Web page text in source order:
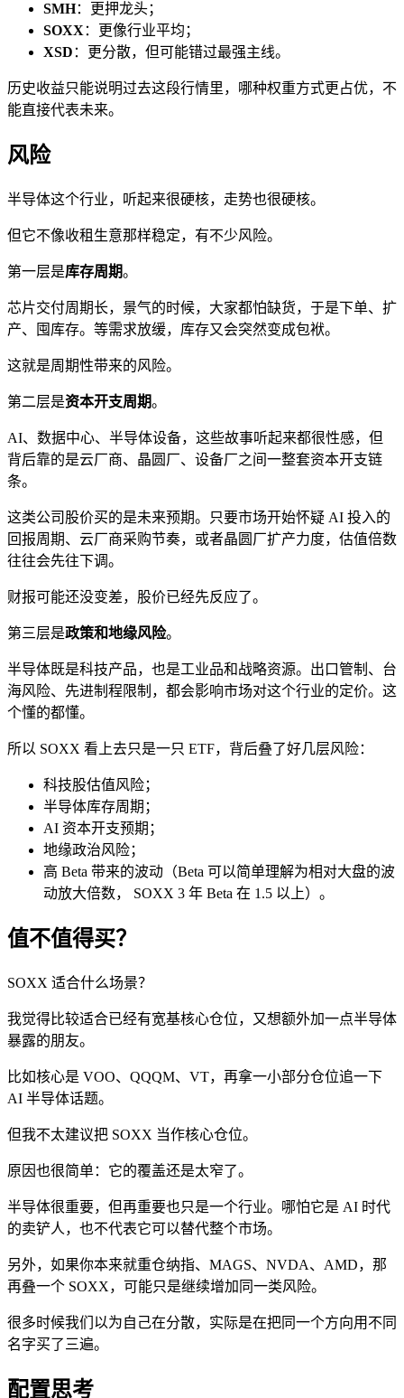
SMH：更押龙头；
SOXX ：更像行业平均；
XSD ：更分散，但可能错过最强主线。
历史收益只能说明过去这段行情里，哪种权重方式更占优，不
能直接代表未来。
风险
半导体这个行业，听起来很硬核，走势也很硬核。
但它不像收租生意那样稳定，有不少风险。
第一层是库存周期。
芯片交付周期长，景气的时候，大家都怕缺货，于是下单、扩
产、囤库存。等需求放缓，库存又会突然变成包袱。
这就是周期性带来的风险。
第二层是资本开支周期。
AI、数据中心、半导体设备，这些故事听起来都很性感，但
背后靠的是云厂商、晶圆厂、设备厂之间一整套资本开支链
条。
这类公司股价买的是未来预期。只要市场开始怀疑 AI 投入的
回报周期、云厂商采购节奏，或者晶圆厂扩产力度，估值倍数
往往会先往下调。
财报可能还没变差，股价已经先反应了。
第三层是政策和地缘风险。
半导体既是科技产品，也是工业品和战略资源。出口管制、台
海风险、先进制程限制，都会影响市场对这个行业的定价。这
个懂的都懂。
所以 SOXX 看上去只是一只 ETF，背后叠了好几层风险：
科技股估值风险；
半导体库存周期；
AI 资本开支预期；
地缘政治风险；
高 Beta 带来的波动（Beta 可以简单理解为相对大盘的波
动放大倍数， SOXX 3 年 Beta 在 1.5 以上）。
值不值得买？
SOXX 适合什么场景？
我觉得比较适合已经有宽基核心仓位，又想额外加一点半导体
暴露的朋友。
比如核心是 VOO、QQQM、VT，再拿一小部分仓位追一下
AI 半导体话题。
但我不太建议把 SOXX 当作核心仓位。
原因也很简单：它的覆盖还是太窄了。
半导体很重要，但再重要也只是一个行业。哪怕它是 AI 时代
的卖铲人，也不代表它可以替代整个市场。
另外，如果你本来就重仓纳指、MAGS、NVDA、AMD，那
再叠一个 SOXX，可能只是继续增加同一类风险。
很多时候我们以为自己在分散，实际是在把同一个方向用不同
名字买了三遍。
配置思考